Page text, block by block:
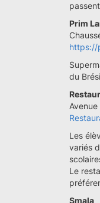
Prim
https://
du
Avenue
Les
variés
Le
Smala